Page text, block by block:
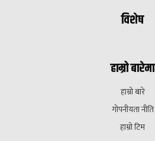
विशेष
हाम्रो बारेमा
हाम्रो बारे
गोपनीयता नीति
हाम्रो टिम